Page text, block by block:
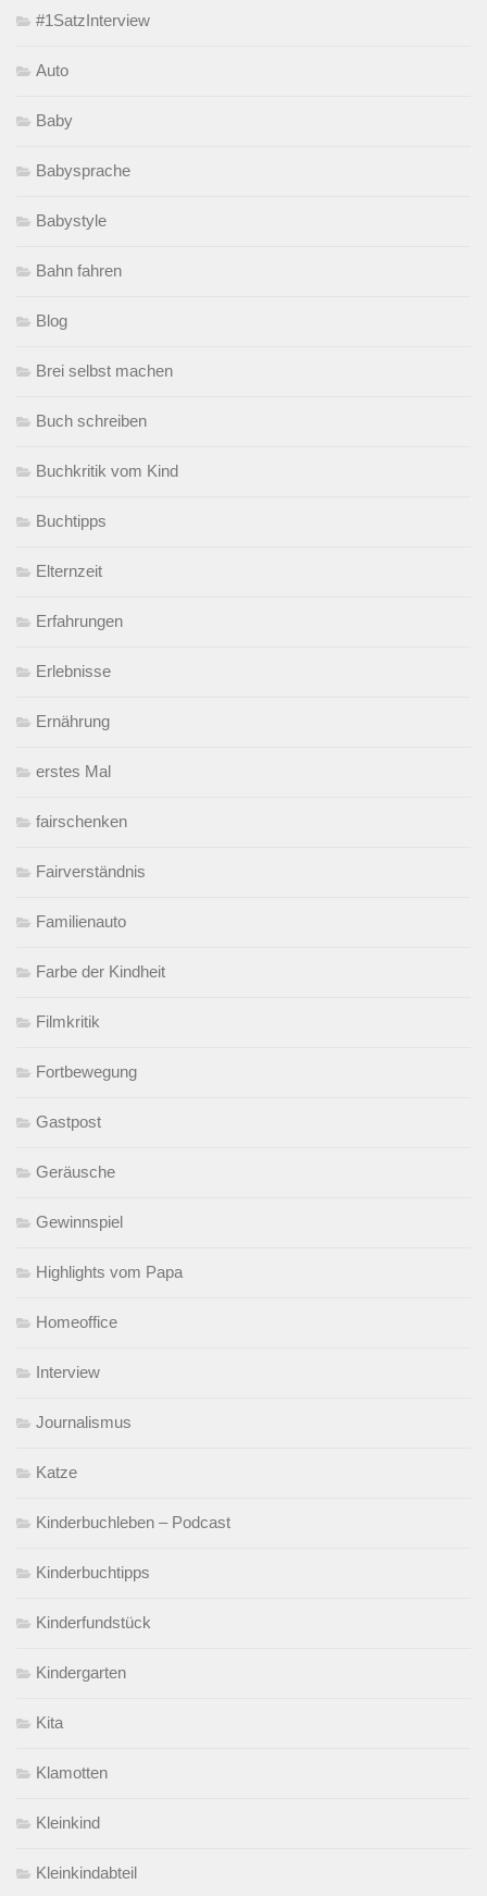
#1SatzInterview
Auto
Baby
Babysprache
Babystyle
Bahn fahren
Blog
Brei selbst machen
Buch schreiben
Buchkritik vom Kind
Buchtipps
Elternzeit
Erfahrungen
Erlebnisse
Ernährung
erstes Mal
fairschenken
Fairverständnis
Familienauto
Farbe der Kindheit
Filmkritik
Fortbewegung
Gastpost
Geräusche
Gewinnspiel
Highlights vom Papa
Homeoffice
Interview
Journalismus
Katze
Kinderbuchleben – Podcast
Kinderbuchtipps
Kinderfundstück
Kindergarten
Kita
Klamotten
Kleinkind
Kleinkindabteil